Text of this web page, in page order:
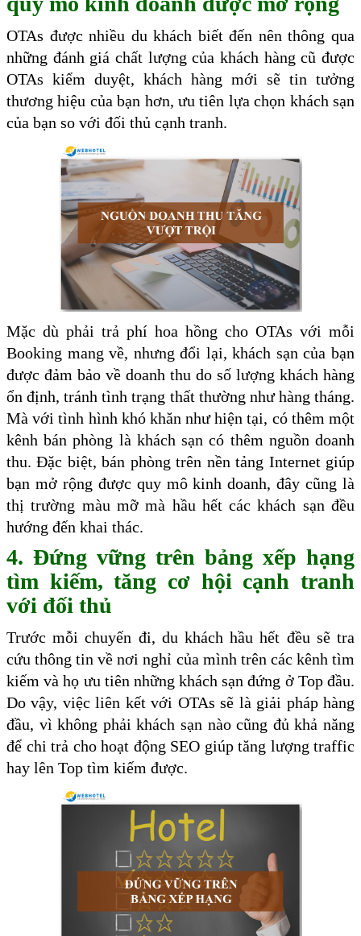
OTAs được nhiều du khách biết đến nên thông qua
những đánh giá chất lượng của khách hàng cũ được
OTAs kiểm duyệt, khách hàng mới sẽ tin tưởng
thương hiệu của bạn hơn, ưu tiên lựa chọn khách sạn
của bạn so với đối thủ cạnh tranh.
Mặc dù phải trả phí hoa hồng cho OTAs với mỗi
Booking mang về, nhưng đổi lại, khách sạn của bạn
được đảm bảo về doanh thu do số lượng khách hàng
ổn định, tránh tình trạng thất thường như hàng tháng.
Mà với tình hình khó khăn như hiện tại, có thêm một
kênh bán phòng là khách sạn có thêm nguồn doanh
thu. Đặc biệt, bán phòng trên nền tảng Internet giúp
bạn mở rộng được quy mô kinh doanh, đây cũng là
thị trường màu mỡ mà hầu hết các khách sạn đều
hướng đến khai thác.
4. Đứng vững trên bảng xếp hạng
tìm kiếm, tăng cơ hội cạnh tranh
với đối thủ
Trước mỗi chuyến đi, du khách hầu hết đều sẽ tra
cứu thông tin về nơi nghỉ của mình trên các kênh tìm
kiếm và họ ưu tiên những khách sạn đứng ở Top đầu.
Do vậy, việc liên kết với OTAs sẽ là giải pháp hàng
đầu, vì không phải khách sạn nào cũng đủ khả năng
để chi trả cho hoạt động SEO giúp tăng lượng traffic
hay lên Top tìm kiếm được.